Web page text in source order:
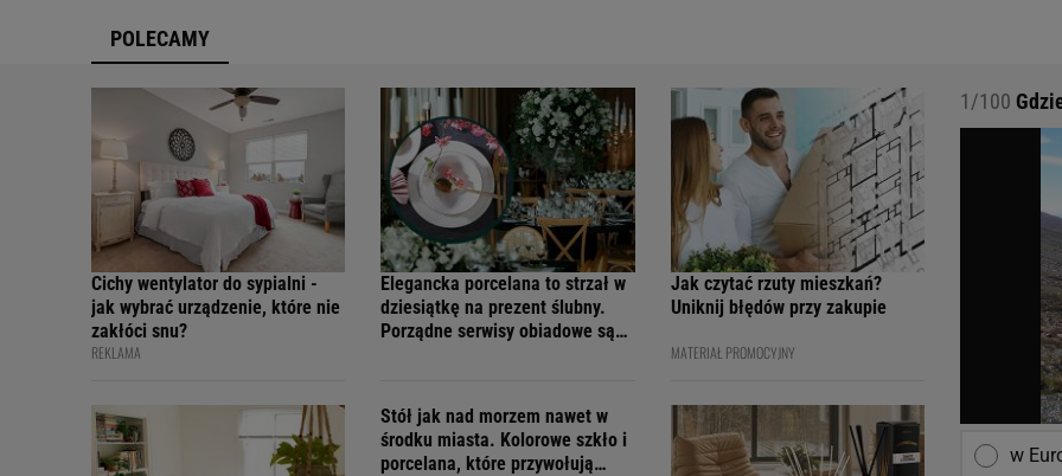
POLECAMY
Cichy wentylator do sypialni -
jak wybrać urządzenie, które nie
zakłóci snu?
REKLAMA
Elegancka porcelana to strzał w
dziesiątkę na prezent ślubny.
Porządne serwisy obiadowe są
Jak czytać rzuty mieszkań?
Uniknij błędów przy zakupie
MATERIAŁ PROMOCYJNY
Stół jak nad morzem nawet w
środku miasta. Kolorowe szkło i
porcelana, które przywołują
1/100
w